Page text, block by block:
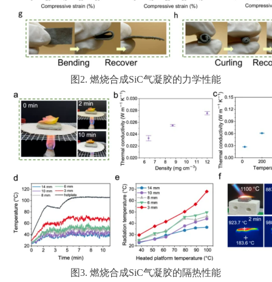
图2. 燃烧合成SiC气凝胶的力学性能
图3. 燃烧合成SiC气凝胶的隔热性能